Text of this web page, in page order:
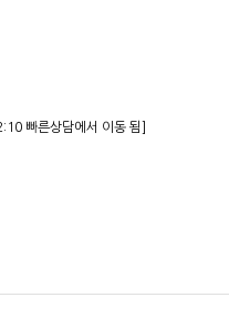
빠른상담에서 이동 됨]